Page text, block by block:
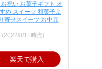
祝い お菓子ギフト オ
め スイーツ 和菓子よ
寄せスイーツ お中元
(2022/8/11時点)
楽天で購入